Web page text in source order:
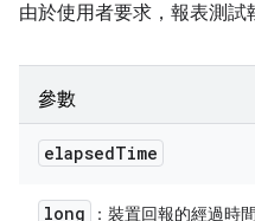
由於使用者要求，報表測試
參數
elapsedTime
long ：裝置回報的經過時